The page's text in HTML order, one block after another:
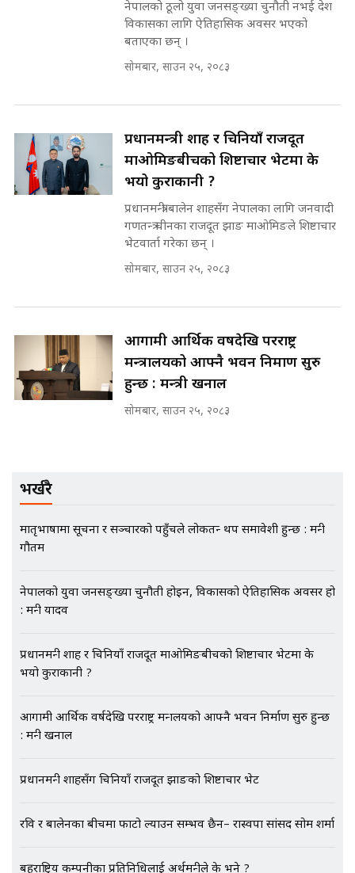
भनिन्–साथ दिनुहोस्, दबाब होइन ||
Sidhakura || Pratibha Rawal
SIDHAKURA ||
७८ लाख घुस खाने मन्त्री ! जोगाउने
प्रधानमन्त्री ? || SIDHAKURA ||
SIDHAKURA INVESTIGATION
मन्त्री र पूर्व मन्त्रीको ७८ लाख घुस डिलको
अडियो | FULL AUDIO |
SIDHAKURA |
मन्त्री राजकुमारलाई घुस दिने विचौलीया
पूर्व मन्त्री रञ्जिता || SIDHAKURA
||
मन्त्रीले घुस डिल गरेको अडियो ! दुई झोला
नोट मन्त्रीलाई घुस | SIDHAKURA |
SIDHAKURA INVESTIGATION |
EXCLUSIVE - भिजिट भिसामा सेटिङको
अर्ब बढी घुस!|| SIDHAKURA ||
Followup: CCTV Footage Lost |
SIDHAKURA |
नेपालको ठूलो युवा जनसङ्ख्या चुनौती नभई देश
विकासका लागि ऐतिहासिक अवसर भएको
बताएका छन् ।
सोमबार, साउन २५, २०८३
प्रधानमन्त्री शाह र चिनियाँ राजदूत
माओमिङबीचको शिष्टाचार भेटमा के
भयो कुराकानी ?
प्रधानमन्त्री बालेन शाहसँग नेपालका लागि जनवादी
गणतन्त्र चीनका राजदूत झाङ माओमिङले शिष्टाचार
भेटवार्ता गरेका छन् ।
सोमबार, साउन २५, २०८३
आगामी आर्थिक वर्षदेखि परराष्ट्र
मन्त्रालयको आफ्नै भवन निर्माण सुरु
हुन्छ : मन्त्री खनाल
सोमबार, साउन २५, २०८३
भर्खरै
मातृभाषामा सूचना र सञ्चारको पहुँचले लोकतन्त्र थप समावेशी हुन्छ : मन्त्री
गौतम
नेपालको युवा जनसङ्ख्या चुनौती होइन, विकासको ऐतिहासिक अवसर हो
: मन्त्री यादव
प्रधानमन्त्री शाह र चिनियाँ राजदूत माओमिङबीचको शिष्टाचार भेटमा के
भयो कुराकानी ?
आगामी आर्थिक वर्षदेखि परराष्ट्र मन्त्रालयको आफ्नै भवन निर्माण सुरु हुन्छ
: मन्त्री खनाल
प्रधानमन्त्री शाहसँग चिनियाँ राजदूत झाङको शिष्टाचार भेट
रवि र बालेनका बीचमा फाटो ल्याउन सम्भव छैन– रास्वपा सांसद सोम शर्मा
बहुराष्ट्रिय कम्पनीका प्रतिनिधिलाई अर्थमन्त्रीले के भने ?